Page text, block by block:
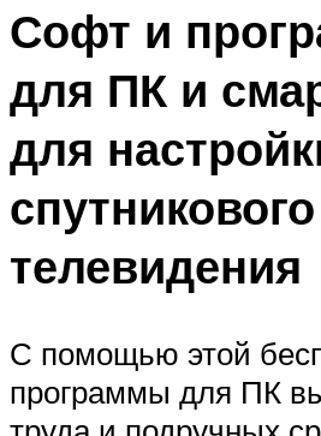
Софт и
для ПК и
для
спутникового
телевидения
С помощью этой
программы для ПК